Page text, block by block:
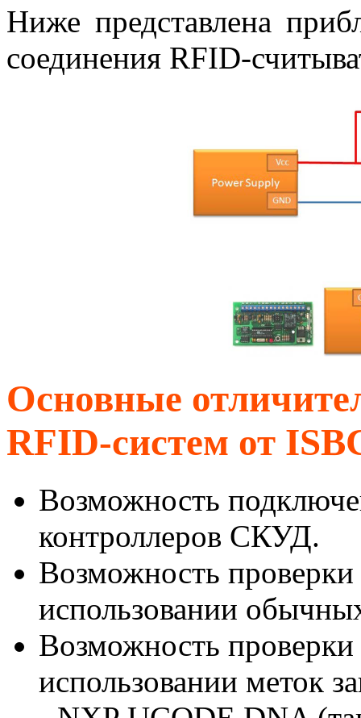
Ниже представлена
соединения RFID-
Основные
RFID-систем от
Возможность
контроллеров СКУД.
Возможность
использовании
Возможность
использовании меток